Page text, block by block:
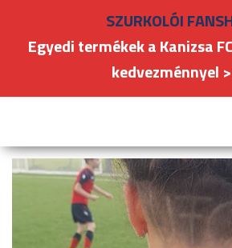
SZURKOLÓI
Egyedi termékek a Kanizsa
kedvezménnyel